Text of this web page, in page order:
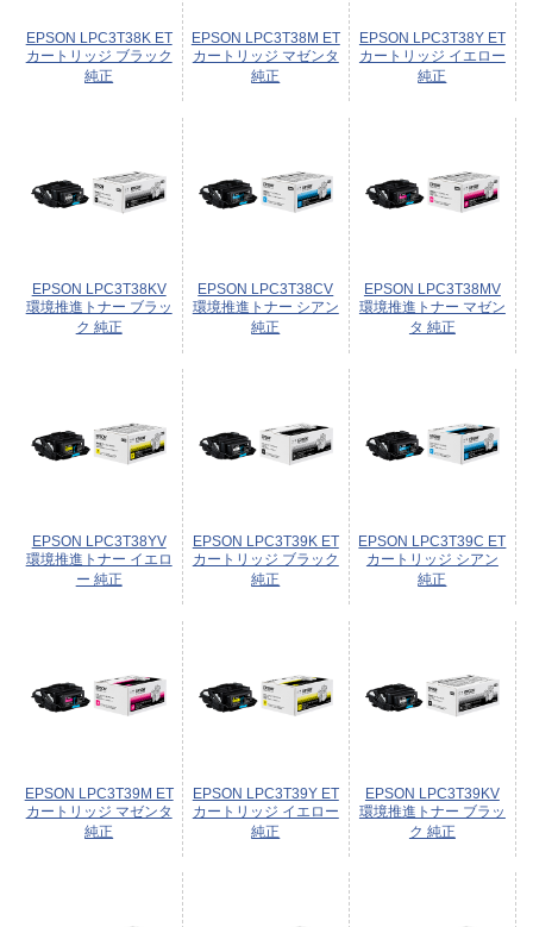
EPSON LPC3T38K ET
カートリッジ ブラック
純正
EPSON LPC3T38M ET
カートリッジ マゼンタ
純正
EPSON LPC3T38Y ET
カートリッジ イエロー
純正
EPSON LPC3T38KV
環境推進トナー ブラッ
ク 純正
EPSON LPC3T38CV
環境推進トナー シアン
純正
EPSON LPC3T38MV
環境推進トナー マゼン
タ 純正
EPSON LPC3T38YV
環境推進トナー イエロ
ー 純正
EPSON LPC3T39K ET
カートリッジ ブラック
純正
EPSON LPC3T39C ET
カートリッジ シアン
純正
EPSON LPC3T39M ET
カートリッジ マゼンタ
純正
EPSON LPC3T39Y ET
カートリッジ イエロー
純正
EPSON LPC3T39KV
環境推進トナー ブラッ
ク 純正